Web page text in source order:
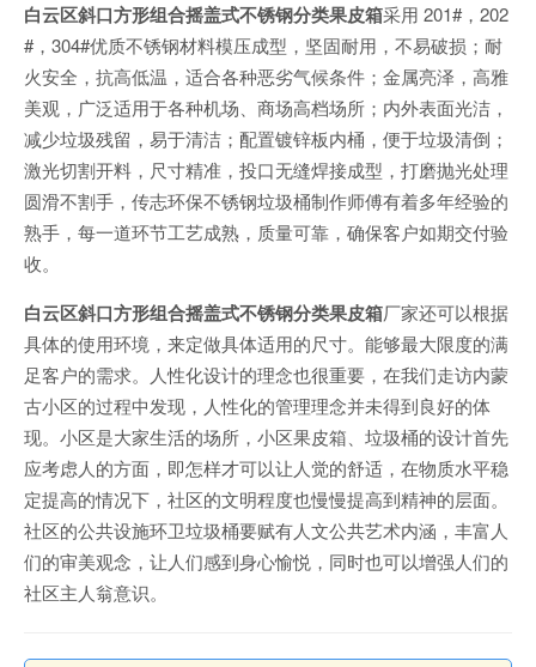
白云区斜口方形组合摇盖式不锈钢分类果皮箱采用 201#，202
#，304#优质不锈钢材料模压成型，坚固耐用，不易破损；耐
火安全，抗高低温，适合各种恶劣气候条件；金属亮泽，高雅
美观，广泛适用于各种机场、商场高档场所；内外表面光洁，
减少垃圾残留，易于清洁；配置镀锌板内桶，便于垃圾清倒；
激光切割开料，尺寸精准，投口无缝焊接成型，打磨抛光处理
圆滑不割手，传志环保不锈钢垃圾桶制作师傅有着多年经验的
熟手，每一道环节工艺成熟，质量可靠，确保客户如期交付验
收。
白云区斜口方形组合摇盖式不锈钢分类果皮箱厂家还可以根据
具体的使用环境，来定做具体适用的尺寸。能够最大限度的满
足客户的需求。人性化设计的理念也很重要，在我们走访内蒙
古小区的过程中发现，人性化的管理理念并未得到良好的体
现。小区是大家生活的场所，小区果皮箱、垃圾桶的设计首先
应考虑人的方面，即怎样才可以让人觉的舒适，在物质水平稳
定提高的情况下，社区的文明程度也慢慢提高到精神的层面。
社区的公共设施环卫垃圾桶要赋有人文公共艺术内涵，丰富人
们的审美观念，让人们感到身心愉悦，同时也可以增强人们的
社区主人翁意识。